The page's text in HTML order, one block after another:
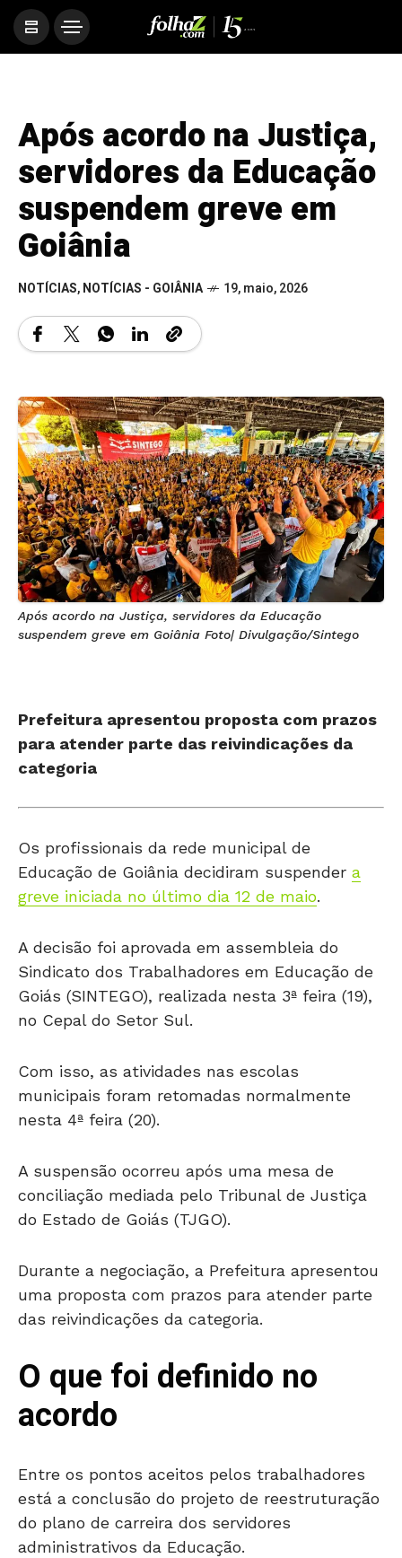
Após acordo na Justiça,
servidores da Educação
suspendem greve em
Goiânia
NOTÍCIAS,NOTÍCIAS - GOIÂNIA 19, maio, 2026
Após acordo na Justiça, servidores da Educação
suspendem greve em Goiânia Foto| Divulgação/Sintego
Prefeitura apresentou proposta com prazos
para atender parte das reivindicações da
categoria
Os profissionais da rede municipal de
Educação de Goiânia decidiram suspender a
greve iniciada no último dia 12 de maio.
A decisão foi aprovada em assembleia do
Sindicato dos Trabalhadores em Educação de
Goiás (SINTEGO), realizada nesta 3ª feira (19),
no Cepal do Setor Sul.
Com isso, as atividades nas escolas
municipais foram retomadas normalmente
nesta 4ª feira (20).
A suspensão ocorreu após uma mesa de
conciliação mediada pelo Tribunal de Justiça
do Estado de Goiás (TJGO).
Durante a negociação, a Prefeitura apresentou
uma proposta com prazos para atender parte
das reivindicações da categoria.
O que foi definido no
acordo
Entre os pontos aceitos pelos trabalhadores
está a conclusão do projeto de reestruturação
do plano de carreira dos servidores
administrativos da Educação.